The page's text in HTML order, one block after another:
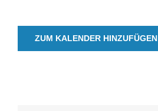
ZUM KALENDER HINZUFÜGEN